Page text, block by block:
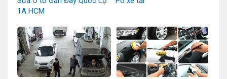
1A HCM